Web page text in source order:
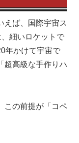
えば、国際宇宙ス
細いロケットで
年かけて宇宙で
超高級な手作りハ
この前提が「コペ